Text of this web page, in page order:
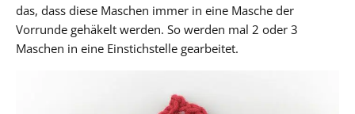
das, dass diese Maschen immer in eine Masche der
Vorrunde gehäkelt werden. So werden mal 2 oder 3
Maschen in eine Einstichstelle gearbeitet.